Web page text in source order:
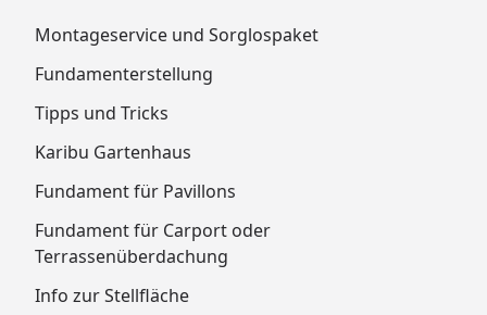
Montageservice und Sorglospaket
Fundamenterstellung
Tipps und Tricks
Karibu Gartenhaus
Fundament für Pavillons
Fundament für Carport oder
Terrassenüberdachung
Info zur Stellfläche